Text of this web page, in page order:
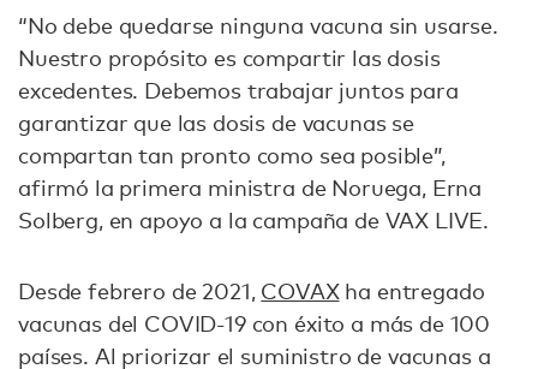
“No debe quedarse ninguna vacuna sin usarse.
Nuestro propósito es compartir las dosis
excedentes. Debemos trabajar juntos para
garantizar que las dosis de vacunas se
compartan tan pronto como sea posible”,
afirmó la primera ministra de Noruega, Erna
Solberg, en apoyo a la campaña de VAX LIVE.
Desde febrero de 2021, COVAXha entregado
vacunas del COVID-19 con éxito a más de 100
países. Al priorizar el suministro de vacunas a